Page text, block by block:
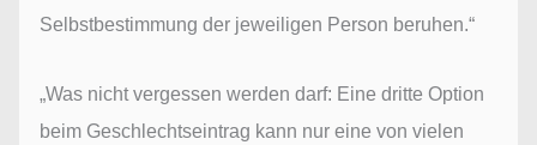
Selbstbestimmung der jeweiligen Person beruhen.“
„Was nicht vergessen werden darf: Eine dritte Option
beim Geschlechtseintrag kann nur eine von vielen